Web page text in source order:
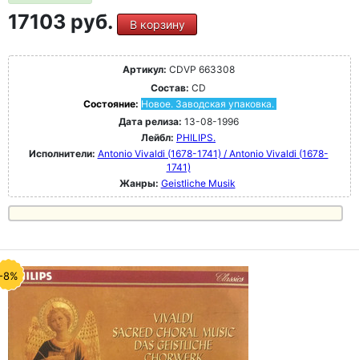
17103 руб. В корзину
Артикул: CDVP 663308
Состав: CD
Состояние: Новое. Заводская упаковка.
Дата релиза: 13-08-1996
Лейбл: PHILIPS.
Исполнители: Antonio Vivaldi (1678-1741) / Antonio Vivaldi (1678-
1741)
Жанры: Geistliche Musik
8%